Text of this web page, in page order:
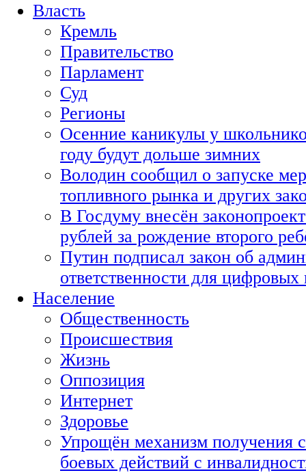
Власть
Кремль
Правительство
Парламент
Суд
Регионы
Осенние каникулы у
году будут дольше зимних
Володин сообщил о запуске
топливного рынка и других
В Госдуму внесён
рублей за рождение второго
Путин подписал закон об
ответственности для
Население
Общественность
Происшествия
Жизнь
Оппозиция
Интернет
Здоровье
Упрощён механизм получения
боевых действий с